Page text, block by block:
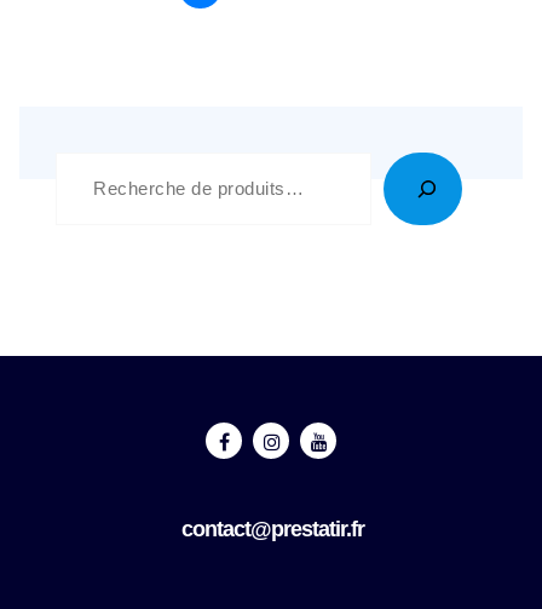
contact@prestatir.fr